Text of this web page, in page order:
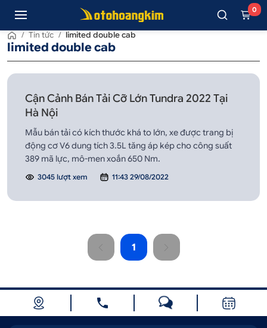
0
/ Tin tức / limited double cab
limited double cab
Cận Cảnh Bán Tải Cỡ Lớn Tundra 2022 Tại
Hà Nội
Mẫu bán tải có kích thước khá to lớn, xe được trang bị
động cơ V6 dung tích 3.5L tăng áp kép cho công suất
389 mã lực, mô-men xoắn 650 Nm.
3045 lượt xem 11:43 29/08/2022
1